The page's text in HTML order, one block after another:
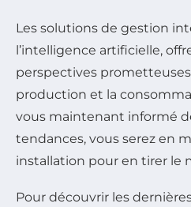
Les solutions de gestion
l’intelligence artificielle,
perspectives
production et la
vous maintenant informé
tendances, vous serez en
installation pour en tirer le
Pour découvrir les